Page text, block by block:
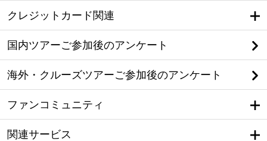
クレジットカード関連
国内ツアーご参加後のアンケート
海外・クルーズツアーご参加後のアンケート
ファンコミュニティ
関連サービス